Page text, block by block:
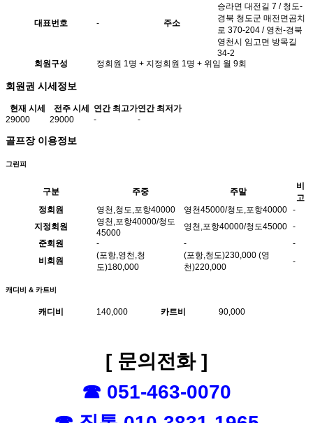
대표번호 - 주소
승라면 대전길 7 / 청도-
경북 청도군 매전면곰치
로 370-204 / 영천-경북
영천시 임고면 방목길
34-2
회원구성
정회원 1명 + 지정회원 1명 + 위임 월 9회
회원권 시세정보
현재 시세 전주 시세 연간 최고가연간 최저가
29000
29000 - -
골프장 이용정보
그린피
구분 주중 주말
비
고
정회원
영천,청도,포항40000 영천45000/청도,포항40000 -
지정회원
영천,포항40000/청도
45000
영천,포항40000/청도45000 -
준회원
- -
-
비회원
(포항,영천,청
도)180,000
(포항,청도)230,000 (영
천)220,000
-
캐디비 & 카트비
캐디비 140,000 카트비 90,000
[ 문의전화 ]
☎ 051-463-0070